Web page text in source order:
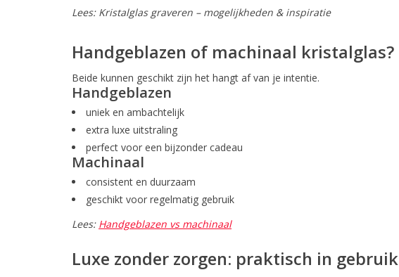
Lees: Kristalglas graveren – mogelijkheden & inspiratie
Handgeblazen of machinaal kristalglas?
Beide kunnen geschikt zijn het hangt af van je intentie.
Handgeblazen
uniek en ambachtelijk
extra luxe uitstraling
perfect voor een bijzonder cadeau
Machinaal
consistent en duurzaam
geschikt voor regelmatig gebruik
Lees: Handgeblazen vs machinaal
Luxe zonder zorgen: praktisch in gebruik